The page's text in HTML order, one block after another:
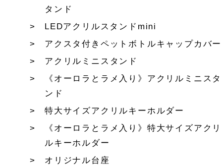
タンド
LEDアクリルスタンドmini
アクスタ付きペットボトルキャップカバー
アクリルミニスタンド
《オーロラとラメ入り》アクリルミニスタ
ンド
特大サイズアクリルキーホルダー
《オーロラとラメ入り》特大サイズアクリ
ルキーホルダー
オリジナル台座